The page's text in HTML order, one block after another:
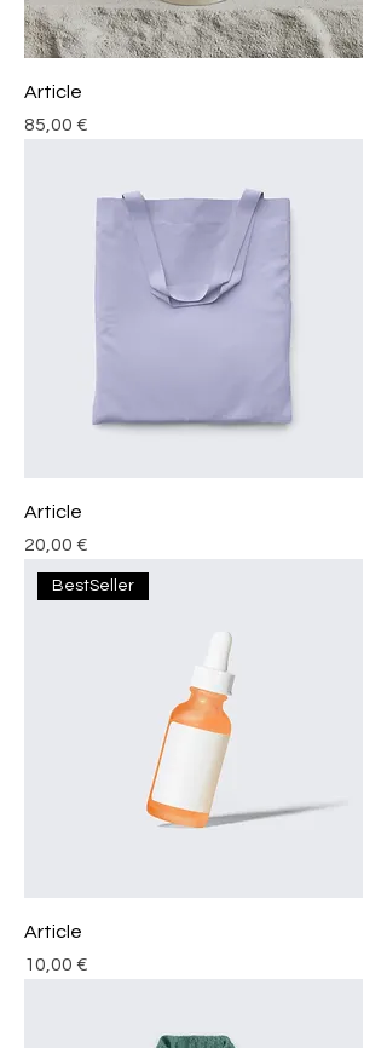
Article
Prix
85,00 €
Article
Prix
20,00 €
BestSeller
Article
Prix
10,00 €